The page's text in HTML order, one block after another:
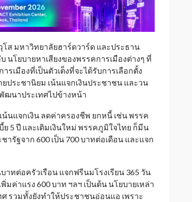
โส มหาวิทยาลัยฮาร์ดวาร์ด และประธาน
นโยบายหาเสียงของพรรคการเมืองต่างๆ ที่
เมืองที่เป็นตัวเต็งที่จะได้รับการเลือกตั้ง
ประชานิยม เน้นแจกเงินประชาชน และวน
ฒนาประเทศไปข้างหน้า
นแจกเงิน ลดค่าครองชีพ ยกหนี้ เช่น พรรค
5 ปี และเติมเงินใหม่ พรรคภูมิใจไทย ก็มีน
รัฐจาก 600 เป็น 700 บาทต่อเดือน และแจก
ทต่อครัวเรือน แจกฟรีนมโรงเรียน 365 วัน
ค่าแรง 600 บาท ฯลฯ เป็นต้น นโยบายเหล่า
รวมทั้งยังทำให้ประชาชนอ่อนแอ เพราะ